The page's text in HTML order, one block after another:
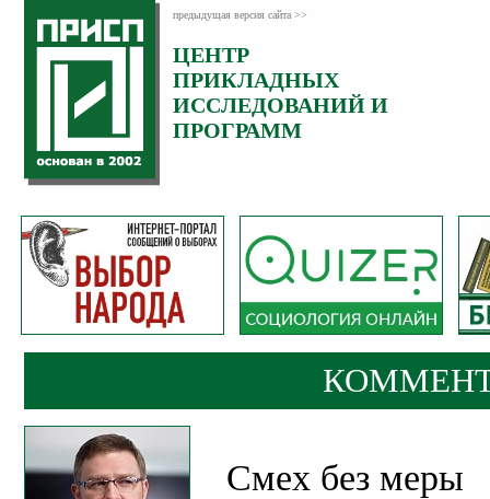
предыдущая версия сайта >>
ЦЕНТР
ПРИКЛАДНЫХ
ИССЛЕДОВАНИЙ И
ПРОГРАММ
Смех без меры
Категория:
Комментарии